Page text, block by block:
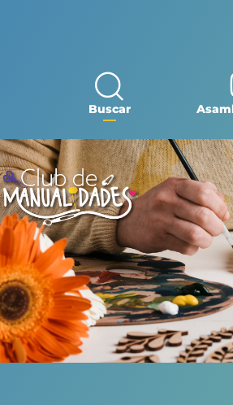
Buscar